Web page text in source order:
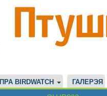
ПРА BIRDWATCH ГАЛЕРЭЯ